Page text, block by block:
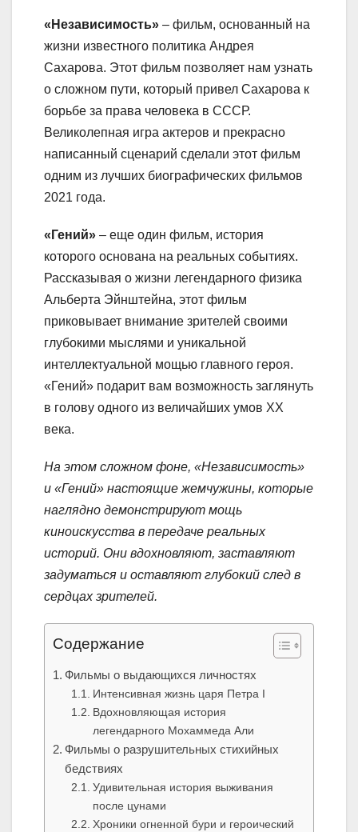
«Независимость» – фильм, основанный на
жизни известного политика Андрея
Сахарова. Этот фильм позволяет нам узнать
о сложном пути, который привел Сахарова к
борьбе за права человека в СССР.
Великолепная игра актеров и прекрасно
написанный сценарий сделали этот фильм
одним из лучших биографических фильмов
2021 года.
«Гений» – еще один фильм, история
которого основана на реальных событиях.
Рассказывая о жизни легендарного физика
Альберта Эйнштейна, этот фильм
приковывает внимание зрителей своими
глубокими мыслями и уникальной
интеллектуальной мощью главного героя.
«Гений» подарит вам возможность заглянуть
в голову одного из величайших умов XX
века.
На этом сложном фоне, «Независимость»
и «Гений» настоящие жемчужины, которые
наглядно демонстрируют мощь
киноискусства в передаче реальных
историй. Они вдохновляют, заставляют
задуматься и оставляют глубокий след в
сердцах зрителей.
Содержание
Фильмы о выдающихся личностях
Интенсивная жизнь царя Петра I
Вдохновляющая история
легендарного Мохаммеда Али
Фильмы о разрушительных стихийных
бедствиях
Удивительная история выживания
после цунами
Хроники огненной бури и героический